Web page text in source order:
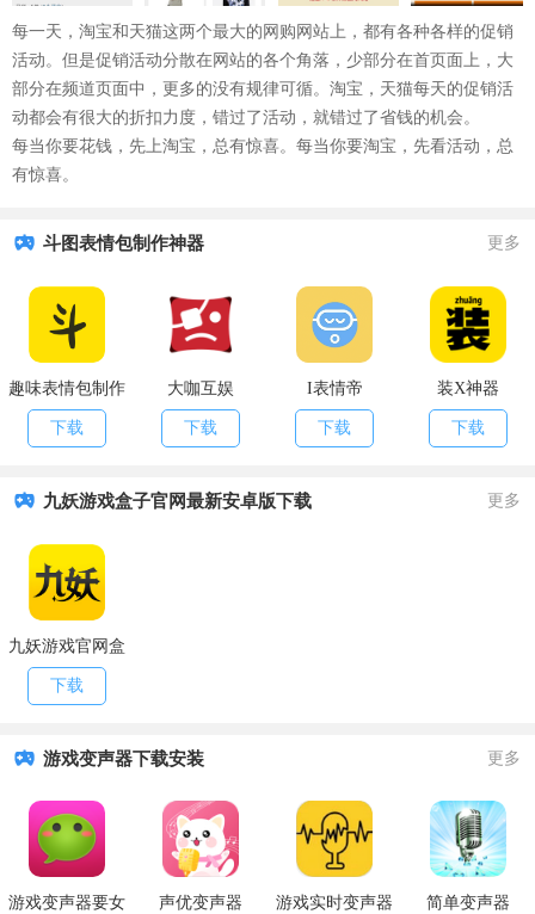
每一天，淘宝和天猫这两个最大的网购网站上，都有各种各样的促销
活动。但是促销活动分散在网站的各个角落，少部分在首页面上，大
部分在频道页面中，更多的没有规律可循。淘宝，天猫每天的促销活
动都会有很大的折扣力度，错过了活动，就错过了省钱的机会。
每当你要花钱，先上淘宝 ，总有惊喜。每当你要淘宝，先看活动，总
有惊喜。
斗图表情包制作神器 更多
趣味表情包制作
下载
大咖互娱
下载
I表情帝
下载
装X神器
下载
九妖游戏盒子官网最新安卓版下载 更多
九妖游戏官网盒
子
下载
游戏变声器下载安装 更多
游戏变声器要女
声优变声器 游戏实时变声器 简单变声器